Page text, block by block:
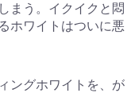
まう。イクイクと悶
ホワイトはついに悪
ングホワイトを、が